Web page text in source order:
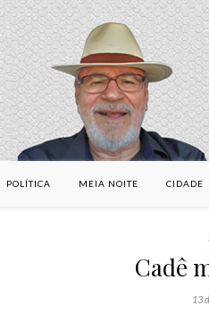
POLÍTICA MEIA NOITE CIDADE
Cadê
13